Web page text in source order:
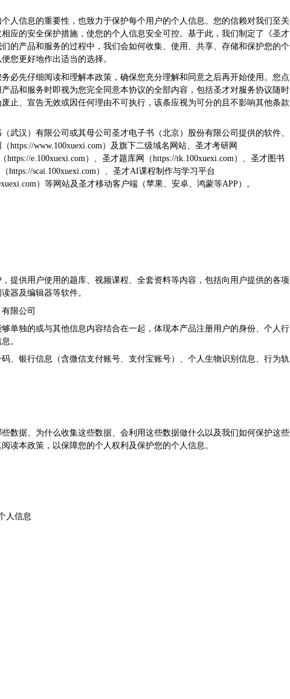
人信息的重要性，也致力于保护每个用户的个人信息。您的信赖对我们至关
应的安全保护措施，使您的个人信息安全可控。基于此，我们制定了《圣才
的产品和服务的过程中，我们会如何收集、使用、共享、存储和保护您的个
您更好地作出适当的选择。
必先仔细阅读和理解本政策，确保您充分理解和同意之后再开始使用。您点
品和服务时即视为您完全同意本协议的全部内容，包括圣才对服务协议随时
止、宣告无效或因任何理由不可执行，该条应视为可分的且不影响其他条款
武汉）有限公司或其母公司圣才电子书（北京）股份有限公司提供的软件、
https://www.100xuexi.com）及旗下二级域名网站、圣才考研网
https://e.100xuexi.com）、圣才题库网（https://tk.100xuexi.com）、圣才图书
https://scai.100xuexi.com）、圣才AI课程制作与学习平台
）等网站及圣才移动客户端（苹果、安卓、鸿蒙等APP）。
提供用户使用的题库、视频课程、全套资料等内容，包括向用户提供的各项
器及编辑器等软件。
限公司
单独的或与其他信息内容结合在一起，体现本产品注册用户的身份、个人行
。
、银行信息（含微信支付账号、支付宝账号）、个人生物识别信息、行为轨
数据、为什么收集这些数据、会利用这些数据做什么以及我们如何保护这些
读本政策，以保障您的个人权利及保护您的个人信息。
人信息